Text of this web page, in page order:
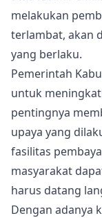
melakukan
terlambat, akan
yang berlaku.
Pemerintah
untuk
pentingnya
upaya yang
fasilitas
masyarakat
harus datang
Dengan adanya